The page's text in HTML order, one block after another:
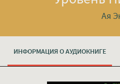
Ая
ИНФОРМАЦИЯ О АУДИОКНИГЕ